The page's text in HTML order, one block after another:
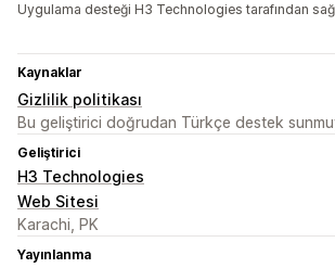
Uygulama desteği H3 Technologies tarafından
Kaynaklar
Gizlilik politikası
Bu geliştirici doğrudan Türkçe destek
Geliştirici
H3 Technologies
Web Sitesi
Karachi, PK
Yayınlanma